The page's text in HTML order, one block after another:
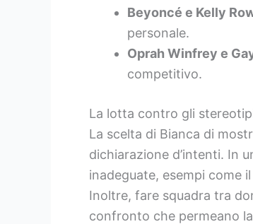
Beyoncé e Kelly
personale.
Oprah Winfrey e
competitivo.
La lotta contro gli
La scelta di Bianca di
dichiarazione d’intenti. In
inadeguate, esempi come
Inoltre, fare squadra tra
confronto che permeano